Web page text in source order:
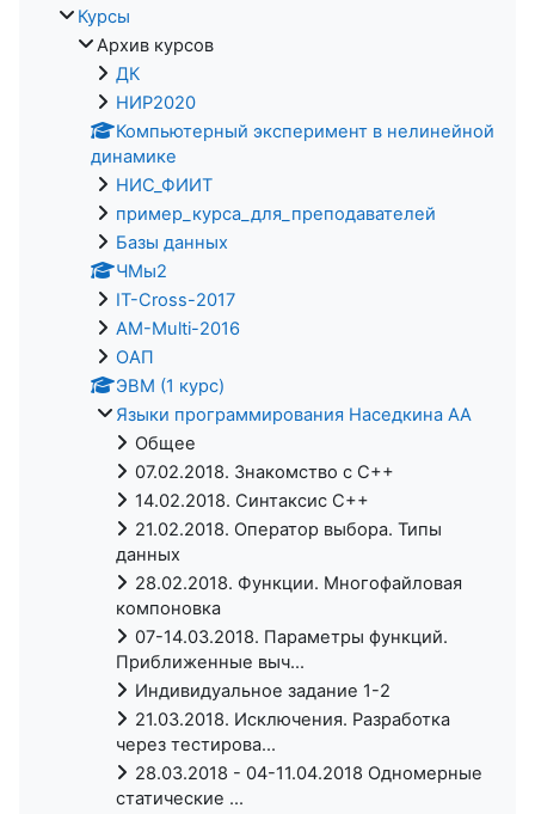
Курсы
Архив курсов
ДК
НИР2020
Компьютерный эксперимент в нелинейной
динамике
НИС_ФИИТ
пример_курса_для_преподавателей
Базы данных
ЧМы2
IT-Cross-2017
AM-Multi-2016
ОАП
ЭВМ (1 курс)
Языки программирования Наседкина АА
Общее
07.02.2018. Знакомство с C++
14.02.2018. Синтаксис C++
21.02.2018. Оператор выбора. Типы
данных
28.02.2018. Функции. Многофайловая
компоновка
07-14.03.2018. Параметры функций.
Приближенные выч...
Индивидуальное задание 1-2
21.03.2018. Исключения. Разработка
через тестирова...
28.03.2018 - 04-11.04.2018 Одномерные
статические ...